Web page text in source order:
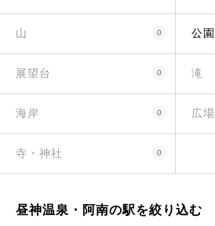
山 0 公園
展望台 0 滝
海岸 0 広場
寺・神社 0
昼神温泉・阿南の駅を絞り込む